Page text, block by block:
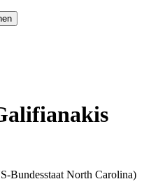
Bundesstaat North Carolina)